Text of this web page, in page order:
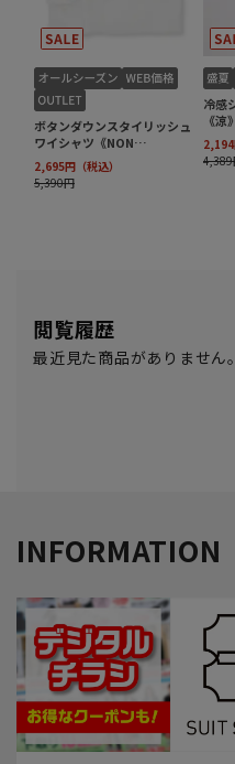
閲覧履歴
最近見た商品がありません。
INFORMATION